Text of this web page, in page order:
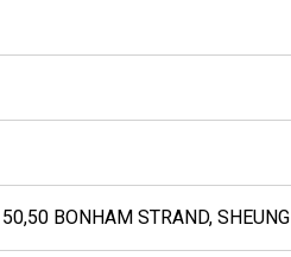
BONHAM STRAND,